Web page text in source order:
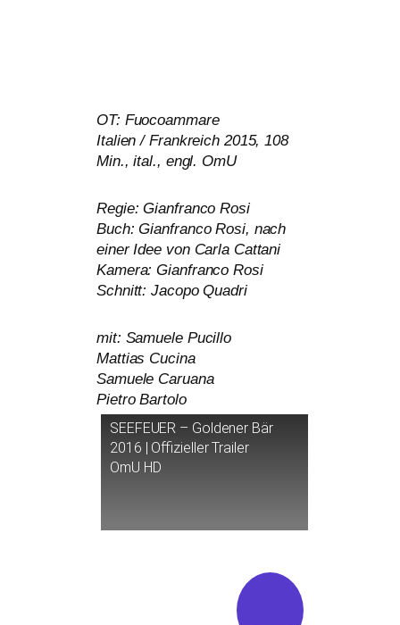
OT: Fuocoammare
Italien / Frankreich 2015, 108
Min., ital., engl. OmU
Regie: Gianfranco Rosi
Buch: Gianfranco Rosi, nach
einer Idee von Carla Cattani
Kamera: Gianfranco Rosi
Schnitt: Jacopo Quadri
mit: Samuele Pucillo
Mattias Cucina
Samuele Caruana
Pietro Bartolo
SEEFEUER – Goldener Bär
2016 | Offizieller Trailer
OmU HD